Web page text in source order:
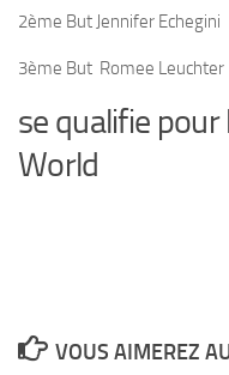
2ème But Jennifer Echegini
3ème But Romee Leuchter
se qualifie
World
VOUS AIMEREZ